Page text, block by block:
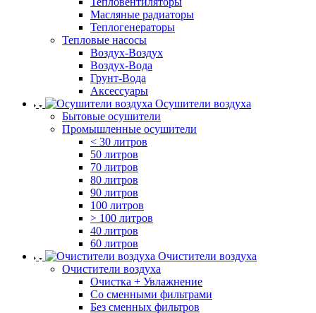
Масляные радиаторы
Теплогенераторы
Тепловые насосы
Воздух-Воздух
Воздух-Вода
Грунт-Вода
Аксессуары
Осушители воздуха
Бытовые осушители
Промышленные осушители
< 30 литров
50 литров
70 литров
80 литров
90 литров
100 литров
> 100 литров
40 литров
60 литров
Очистители воздуха
Очистители воздуха
Очистка + Увлажнение
Cо сменными фильтрами
Без сменных фильтров